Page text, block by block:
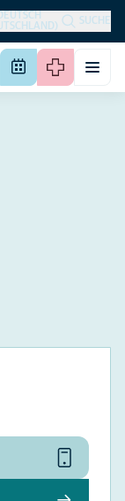
DEUTSCH
SUCHE